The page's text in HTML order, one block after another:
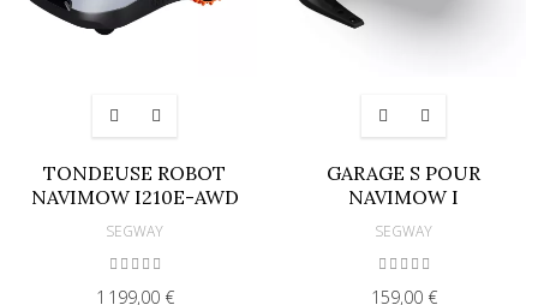
TONDEUSE ROBOT
NAVIMOW I210E-AWD
SEGWAY
1 199,00 €
GARAGE S POUR
NAVIMOW I
SEGWAY
159,00 €